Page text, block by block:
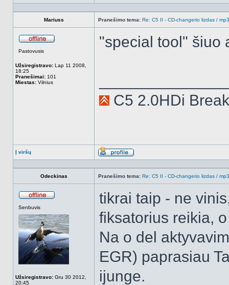
Aprašymas
Mariuss Pranešimo tema: Re: C5 II - CD-changerio lizdas /
Pastovusis
Užsiregistravo: Lap 11 2008,
18:25
Pranešimai: 101
Miestas: Vilnius
"special tool" šiuo
C5 2.0HDi
Į viršų
Aprašymas
Odeckinas Pranešimo tema: Re: C5 II - CD-changerio lizdas /
Senbuvis
Užsiregistravo: Gru 30 2012,
20:45
tikrai taip - ne
fiksatorius reikia,
Na o del
EGR) paprasiau
ijunge.